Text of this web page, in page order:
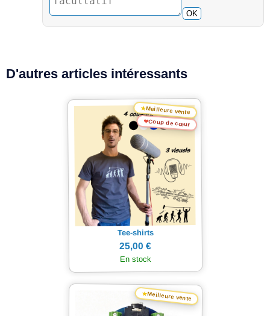
OK
D'autres articles intéressants
★Meilleure vente
❤Coup de cœur
Tee-shirts
25,00 €
En stock
★Meilleure vente